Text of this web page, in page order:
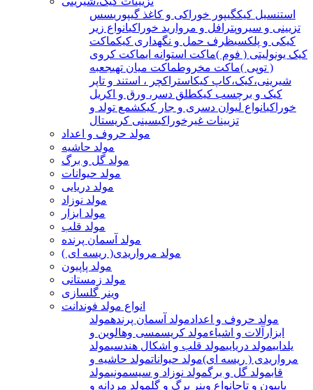
استنسیل کیکگیپور خوراکی و کاغذ گیپوریسس
تزیینی و سیروپترافل و مروارید خوراکیانواع زیر
کیکی و پلکسیظرف حمل و نگهداری کیکماکت
کیک یونولیتی ( فوم )ماکت استوانه ایماکت کروی
( توپی )ماکت مخروطماکت میان تهیجعبه
شیرینی،کیک،کاپ کیکاستراکچر ، استند و تاپر
کیک و برچسب کیکطلق دسر، ورق و اکریل
خوراکیانواع لیوان دسری و جار کیکشمع تولد و
تزیینات غیرخوراکیسینی کریستال
مولد حروف و اعداد
مولد حاشیه
مولد گل و برگ
مولد حیوانات
مولد دریایی
مولد نوزاد
مولد ابزار
مولد قلب
مولد آسمان پرنده
مولد مرواریدی( ریسه ای )
مولد پاپیون
مولد زمستانی
وینر گلسازی
انواع مولد فوندانت
مولد حروف و اعدادمولد آسمان پرندهمولد
ابزارآلات و اشیاءمولد کریسمسی وهالوین و
یلداییمولد دریاییمولد قلب و اشکال هندسیمولد
مرواریدی ( ریسه ای)مولد حیواناتمولد حاشیه و
قابمولد گل و برگمولد نوزاد و سیسمونیمولد
پاپیون و تاجانواع وینر برگ و گلمولد مردانه و